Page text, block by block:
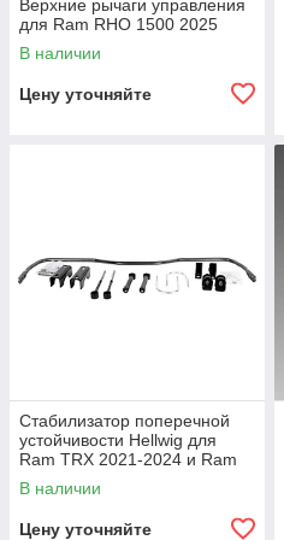
Верхние рычаги управления
для Ram RHO 1500 2025
В наличии
Цену уточняйте
Стабилизатор поперечной
устойчивости Hellwig для
Ram TRX 2021-2024 и Ram
RHO 2025-2026
В наличии
Цену уточняйте